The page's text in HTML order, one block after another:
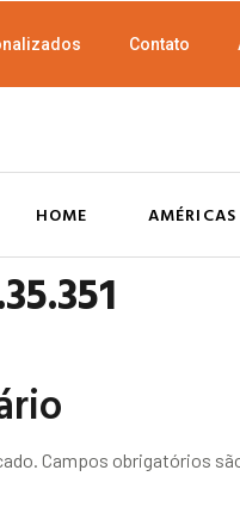
Contato
HOME AMÉRICAS
Campos obrigatórios